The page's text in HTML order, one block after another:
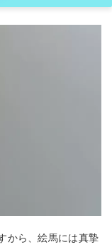
から、絵馬には真摯